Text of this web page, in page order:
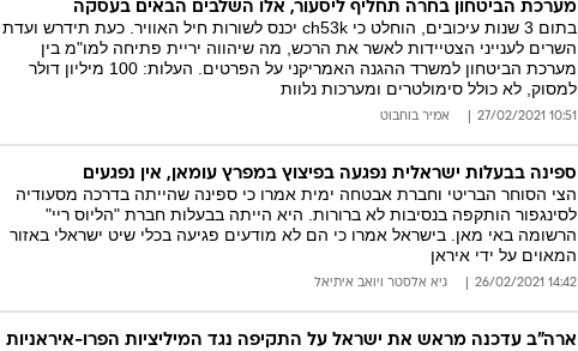
מערכת הביטחון בחרה תחליף ליסעור, אלו השלבים הבאים בעסקה
בתום 3 שנות עיכובים, הוחלט כי ch53k יכנס לשורות חיל האוויר. כעת תידרש ועדת
השרים לענייני הצטיידות לאשר את הרכש, מה שיהווה יריית פתיחה למו"מ בין
מערכת הביטחון למשרד ההגנה האמריקני על הפרטים. העלות: 100 מיליון דולר
למסוק, לא כולל סימולטרים ומערכות נלוות
10:51 27/02/2021 אמיר בוחבוט
ספינה בבעלות ישראלית נפגעה בפיצוץ במפרץ עומאן, אין נפגעים
הצי הסוחר הבריטי וחברת אבטחה ימית אמרו כי ספינה שהייתה בדרכה מסעודיה
לסינגפור הותקפה בנסיבות לא ברורות. היא הייתה בבעלות חברת "הליוס ריי"
הרשומה באי מאן. בישראל אמרו כי הם לא מודעים פגיעה בכלי שיט ישראלי באזור
המאוים על ידי איראן
14:42 26/02/2021 גיא אלסטר יואב איתיאל
ארה"ב עדכנה מראש את ישראל על התקיפה נגד המיליציות הפרו-איראניות